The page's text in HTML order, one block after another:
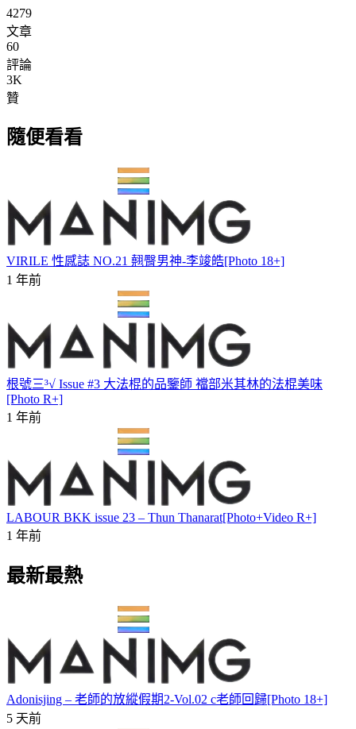
4279
文章
60
評論
3K
贊
隨便看看
VIRILE 性感誌 NO.21 翹臀男神-李竣皓[Photo 18+]
1 年前
根號三³√ Issue #3 大法棍的品鑒師 襠部米其林的法棍美味
[Photo R+]
1 年前
LABOUR BKK issue 23 – Thun Thanarat[Photo+Video R+]
1 年前
最新最熱
Adonisjing – 老師的放縱假期2-Vol.02 c老師回歸[Photo 18+]
5 天前